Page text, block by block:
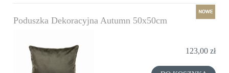
Poduszka Dekoracyjna Autumn 50x50cm
123,00 zł